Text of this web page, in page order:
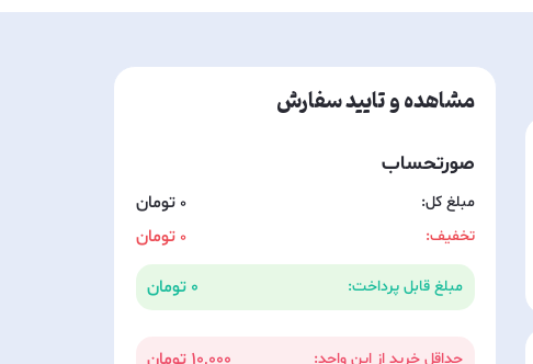
مشاهده و تایید سفارش
صورتحساب
مبلغ کل:
0
تخفیف:
0
مبلغ قابل پرداخت: 0
حداقل خرید از این واحد: